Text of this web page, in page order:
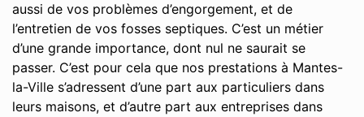
aussi de vos problèmes d’engorgement, et de
l’entretien de vos fosses septiques. C’est un métier
d’une grande importance, dont nul ne saurait se
passer. C’est pour cela que nos prestations à Mantes-
la-Ville s’adressent d’une part aux particuliers dans
leurs maisons, et d’autre part aux entreprises dans